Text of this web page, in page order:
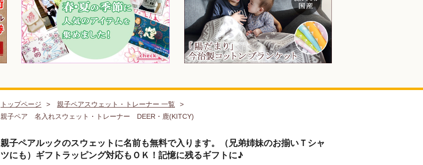
トップページ
親子ペアスウェット・トレーナー 一覧
親子ペア 名入れスウェット・トレーナー DEER・鹿(KITCY)
親子ペアルックのスウェットに名前も無料で入ります。（兄弟姉妹のお揃いＴシャ
ツにも）ギフトラッピング対応もＯＫ！記憶に残るギフトに♪